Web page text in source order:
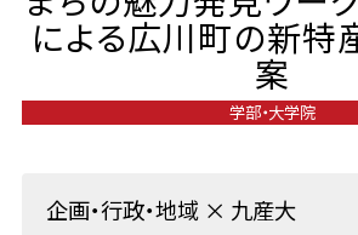
による広川町の新特
案
学部・大学院
企画・行政・地域 × 九産大